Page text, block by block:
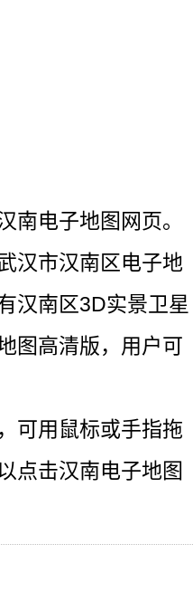
南电子地图网页。
汉市汉南区电子地
汉南区3D实景卫星
图高清版，用户可
可用鼠标或手指拖
点击汉南电子地图